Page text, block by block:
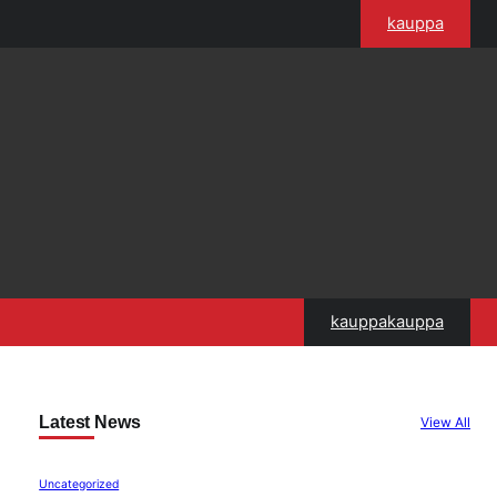
kauppa
kauppakauppa
Latest News View All
Uncategorized